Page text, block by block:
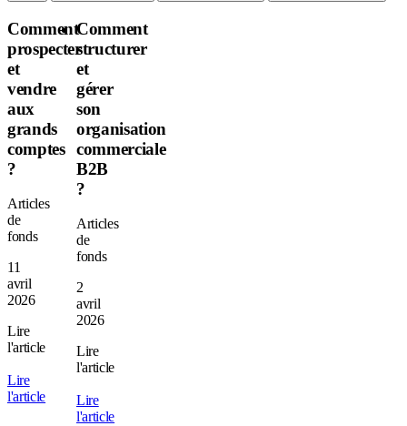
Comment
prospecter
et
vendre
aux
grands
comptes
?
Articles
de
fonds
11
avril
2026
Lire
l'article
Lire
l'article
Comment
structurer
et
gérer
son
organisation
commerciale
B2B
?
Articles
de
fonds
2
avril
2026
Lire
l'article
Lire
l'article